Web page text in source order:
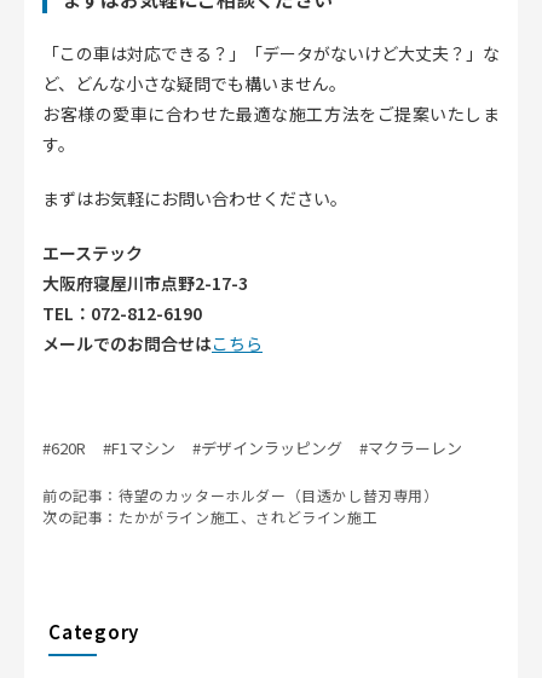
「この車は対応できる？」「データがないけど大丈夫？」な
ど、どんな小さな疑問でも構いません。
お客様の愛車に合わせた最適な施工方法をご提案いたしま
す。
まずはお気軽にお問い合わせください。
エーステック
大阪府寝屋川市点野2-17-3
TEL：072-812-6190
メールでのお問合せはこちら
#620R #F1マシン #デザインラッピング #マクラーレン
投
ビ
前の記事： 待望のカッターホルダー（目透かし替刃専用）
次の記事： たかがライン施工、されどライン施工
Category